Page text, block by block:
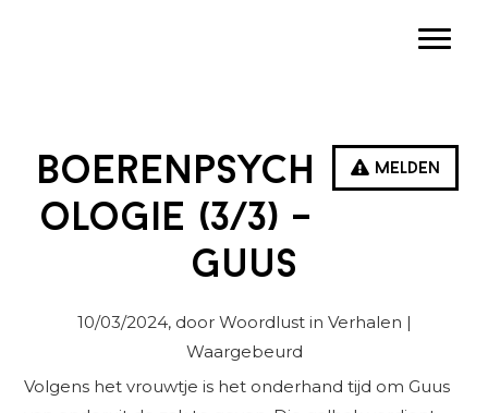
Melden
Boerenpsych
ologie (3/3) –
Guus
10/03/2024, door Woordlust in Verhalen |
Waargebeurd
Volgens het vrouwtje is het onderhand tijd om Guus